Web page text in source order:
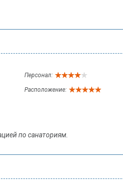
Персонал:
Расположение:
по санаториям.